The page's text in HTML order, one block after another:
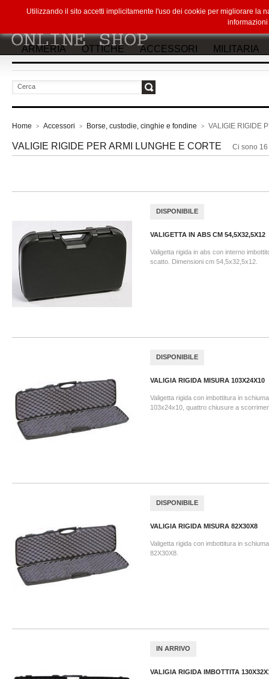
ARMERIA OTTICHE ACCESSORI MILITARIA
Home > Accessori > Borse, custodie, cinghie e fondine > VALIGIE RIGIDE
VALIGIE RIGIDE PER ARMI LUNGHE E CORTE Ci sono
DISPONIBILE
VALIGETTA IN ABS CM 54,5X32,5X12
Valigetta rigida in abs con interno
scatto. Dimensioni cm 54,5x32,5x12.
DISPONIBILE
VALIGIA RIGIDA MISURA 103X24X10
Valigetta rigida con imbottitura in
103x24x10, quattro chiusure a
DISPONIBILE
VALIGIA RIGIDA MISURA 82X30X8
Valigetta rigida con imbottitura in
82X30X8.
IN ARRIVO
VALIGIA RIGIDA IMBOTTITA
Utilizzando il sito accetti implicitamente l'uso dei cookie per migliorare la
informazioni